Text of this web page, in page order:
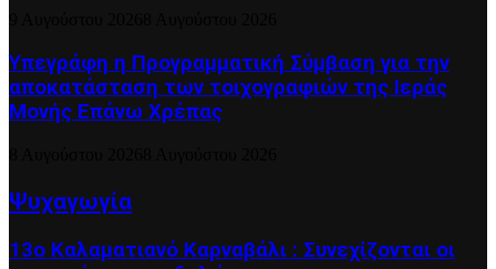
Υπεγράφη η Προγραμματική Σύμβαση για την
αποκατάσταση των τοιχογραφιών της Ιεράς
Μονής Επάνω Χρέπας
Ψυχαγωγία
13ο Καλαματιανό Καρναβάλι : Συνεχίζονται οι